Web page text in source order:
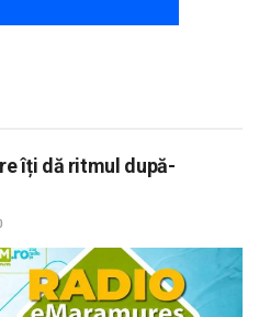
îți dă ritmul după-